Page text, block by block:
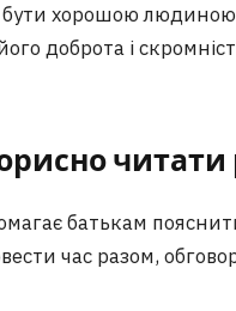
бути хорошою людиною
доброта і
читати
батькам
час разом,